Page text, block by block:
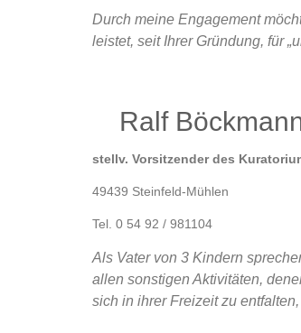
Durch meine Engagement
leistet, seit Ihrer Gründung, für
Ralf
stellv. Vorsitzender des
49439 Steinfeld-Mühlen
Tel. 0 54 92 / 981104
Als Vater von 3 Kindern
allen sonstigen Aktivitäten,
sich in ihrer Freizeit zu